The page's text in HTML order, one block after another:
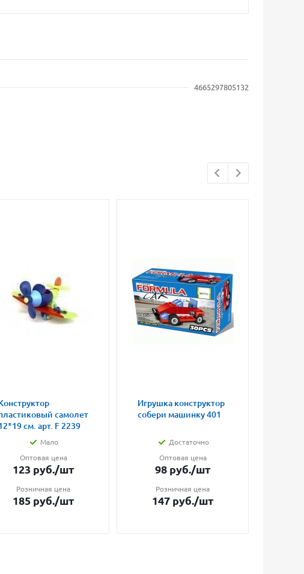
4665297805132
самолет
см. арт. F 2239
Мало
Оптовая цена
123 руб./шт
Розничная цена
185 руб./шт
Игрушка конструктор
собери машинку 401
Достаточно
Оптовая цена
98 руб./шт
Розничная цена
147 руб./шт